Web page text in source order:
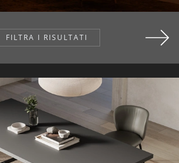
FILTRA I RISULTATI